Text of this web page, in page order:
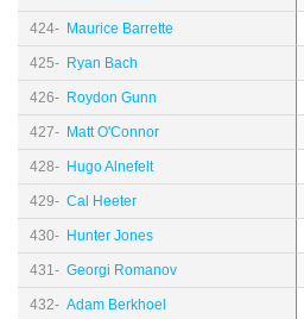
424- Maurice Barrette
425- Ryan Bach
426- Roydon Gunn
427- Matt O'Connor
428- Hugo Alnefelt
429- Cal Heeter
430- Hunter Jones
431- Georgi Romanov
432- Adam Berkhoel